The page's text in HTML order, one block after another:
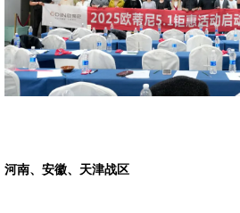
河南、安徽、天津战区